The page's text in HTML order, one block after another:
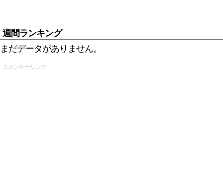
週間ランキング
まだデータがありません。
スポンサーリンク